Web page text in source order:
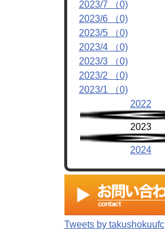
2023/7 （0)
2023/6 （0)
2023/5 （0)
2023/4 （0)
2023/3 （0)
2023/2 （0)
2023/1 （0)
2022
2023
2024
Tweets by takushokuufc